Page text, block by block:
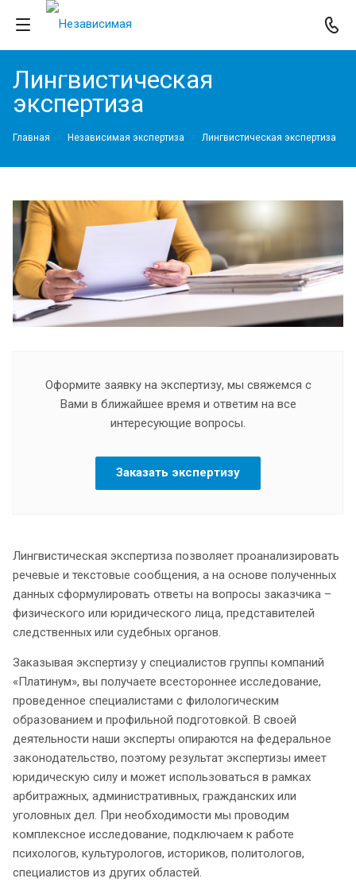
Лингвистическая
экспертиза
Главная Независимая экспертиза Лингвистическая экспертиза
Оформите заявку на экспертизу, мы свяжемся с
Вами в ближайшее время и ответим на все
интересующие вопросы.
Заказать экспертизу
Лингвистическая экспертиза позволяет проанализировать
речевые и текстовые сообщения, а на основе полученных
данных сформулировать ответы на вопросы заказчика –
физического или юридического лица, представителей
следственных или судебных органов.
Заказывая экспертизу у специалистов группы компаний
«Платинум», вы получаете всестороннее исследование,
проведенное специалистами с филологическим
образованием и профильной подготовкой. В своей
деятельности наши эксперты опираются на федеральное
законодательство, поэтому результат экспертизы имеет
юридическую силу и может использоваться в рамках
арбитражных, административных, гражданских или
уголовных дел. При необходимости мы проводим
комплексное исследование, подключаем к работе
психологов, культурологов, историков, политологов,
специалистов из других областей.